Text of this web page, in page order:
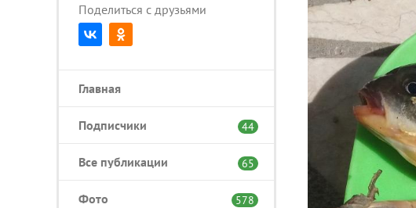
Поделиться с друзьями
Главная
Подписчики 44
Все публикации 65
Фото 578